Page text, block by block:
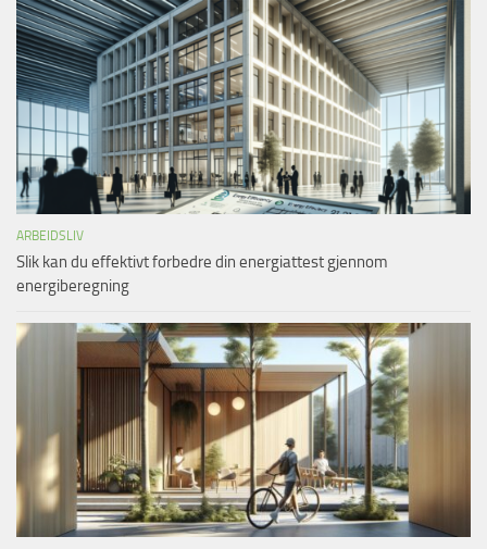
ARBEIDSLIV
Slik kan du effektivt forbedre din energiattest gjennom
energiberegning